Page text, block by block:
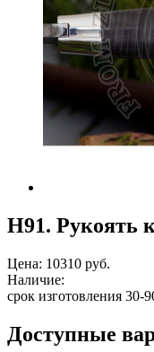
Н91. Рукоять
Цена: 10310 руб.
Наличие:
срок изготовления 30-
Доступные